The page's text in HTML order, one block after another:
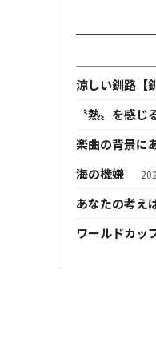
涼しい釧路【
〝熱〟を感じ
楽曲の背景に
海の機嫌
あなたの考え
ワールドカッ